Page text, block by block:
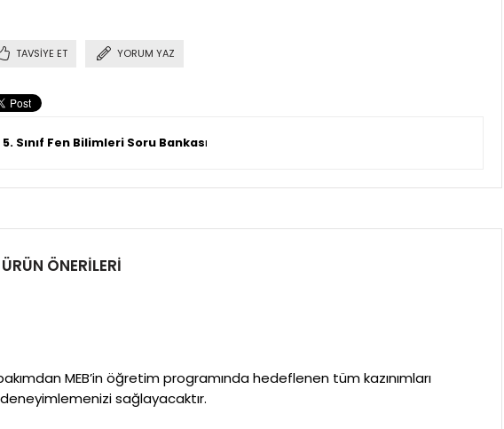
TAVSIYE ET YORUM YAZ
5. Sınıf Fen Bilimleri Soru Bankası
ÜRÜN ÖNERILERI
MEB’in öğretim programında hedeflenen tüm kazınımları
sağlayacaktır.